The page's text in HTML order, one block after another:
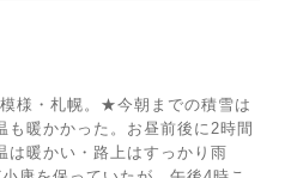
様・札幌。★今朝までの積雪は
暖かかった。お昼前後に2時間
は暖かい・路上はすっかり雨